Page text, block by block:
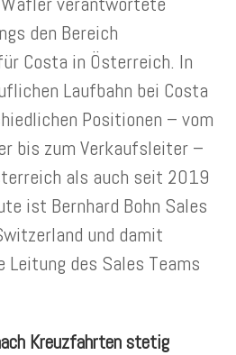
den Bereich
Costa in Österreich. In
Laufbahn bei Costa
Positionen – vom
bis zum Verkaufsleiter –
als auch seit 2019
ist Bernhard Bohn Sales
und damit
Leitung des Sales Teams
Kreuzfahrten stetig